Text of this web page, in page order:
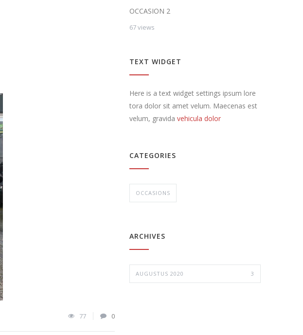
77 0
OCCASION 2
67 views
TEXT WIDGET
Here is a text widget settings ipsum lore
tora dolor sit amet velum. Maecenas est
velum, gravida vehicula dolor
CATEGORIES
OCCASIONS
ARCHIVES
AUGUSTUS 2020 3